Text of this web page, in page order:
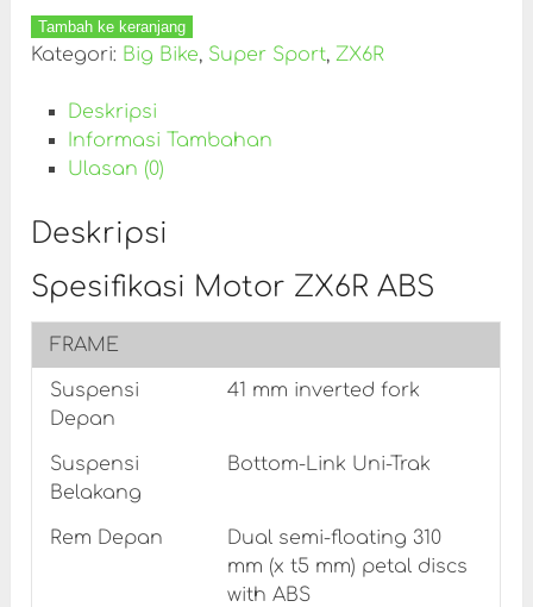
Tambah ke keranjang
Kategori: Big Bike, Super Sport,ZX6R
Deskripsi
Informasi Tambahan
Ulasan (0)
Deskripsi
Spesifikasi Motor ZX6R ABS
FRAME
Suspensi
Depan
41 mm inverted fork
Suspensi
Belakang
Bottom-Link Uni-Trak
Rem Depan
Dual semi-floating 310
mm (x t5 mm) petal discs
with ABS